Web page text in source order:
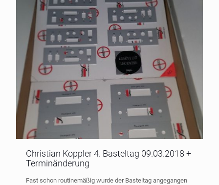
Christian Koppler 4. Basteltag 09.03.2018 +
Terminänderung
Fast schon routinemäßig wurde der Basteltag angegangen